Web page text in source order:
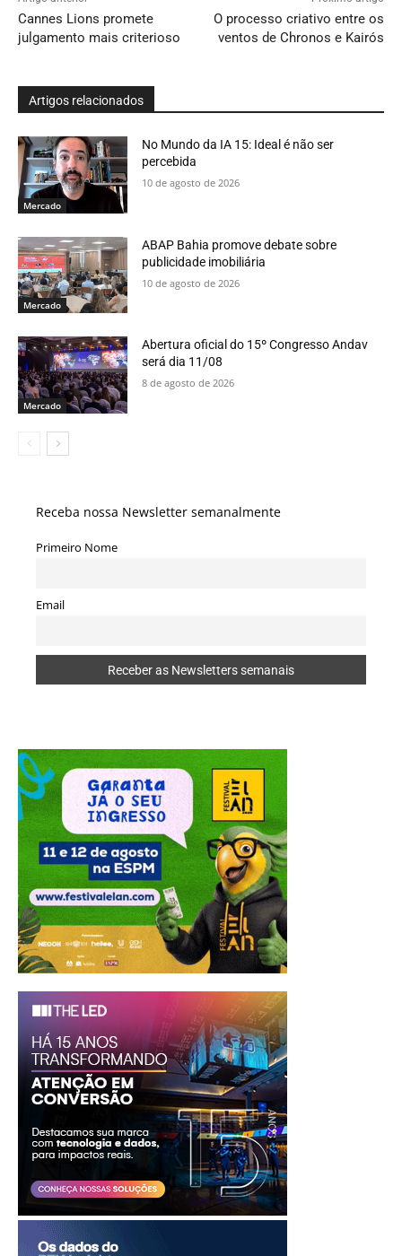
Cannes Lions promete
julgamento mais criterioso
O processo criativo entre os
ventos de Chronos e Kairós
Artigos relacionados
Mercado
No Mundo da IA 15: Ideal é não ser
percebida
10 de agosto de 2026
Mercado
ABAP Bahia promove debate sobre
publicidade imobiliária
10 de agosto de 2026
Mercado
Abertura oficial do 15º Congresso Andav
será dia 11/08
8 de agosto de 2026
Receba nossa Newsletter semanalmente
Primeiro Nome
Email